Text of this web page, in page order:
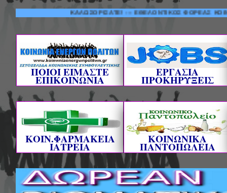
ΚΑΛΩΣΟΡΙΣΑΤΕ! --- ΕΘΕΛΟΝΤΙΚΟΣ ΦΟΡΕΑΣ
ΠΟΙΟΙ ΕΙΜΑΣΤΕ
ΕΠΙΚΟΙΝΩΝΙΑ
ΕΡΓΑΣΙΑ
ΠΡΟΚΗΡΥΞΕΙΣ
ΚΟΙΝ.ΦΑΡΜΑΚΕΙΑ
ΙΑΤΡΕΙΑ
ΚΟΙΝΩΝΙΚΑ
ΠΑΝΤΟΠΩΛΕΙΑ